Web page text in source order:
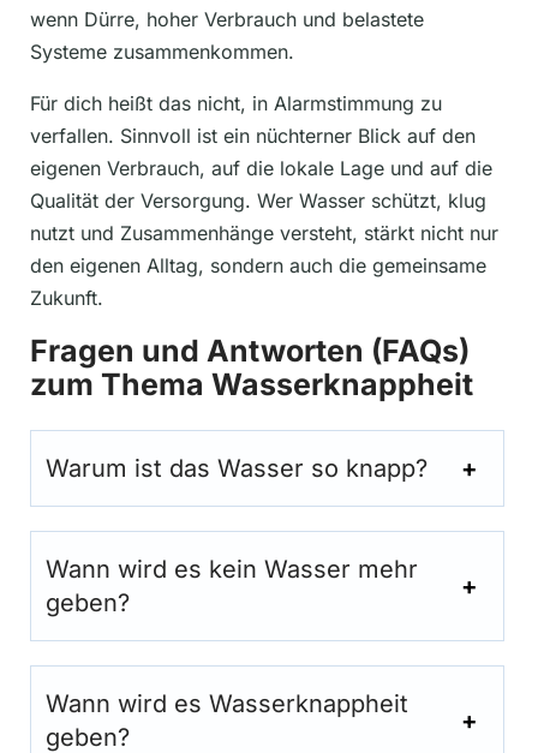
wenn Dürre, hoher Verbrauch und belastete
Systeme zusammenkommen.
Für dich heißt das nicht, in Alarmstimmung zu
verfallen. Sinnvoll ist ein nüchterner Blick auf den
eigenen Verbrauch, auf die lokale Lage und auf die
Qualität der Versorgung. Wer Wasser schützt, klug
nutzt und Zusammenhänge versteht, stärkt nicht nur
den eigenen Alltag, sondern auch die gemeinsame
Zukunft.
Fragen und Antworten (FAQs)
zum Thema Wasserknappheit
Warum ist das Wasser so knapp?
Wann wird es kein Wasser mehr
geben?
Wann wird es Wasserknappheit
geben?